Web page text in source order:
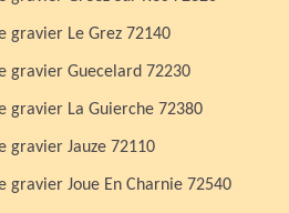
gravier Le Grez 72140
gravier Guecelard 72230
gravier La Guierche 72380
gravier Jauze 72110
gravier Joue En Charnie 72540